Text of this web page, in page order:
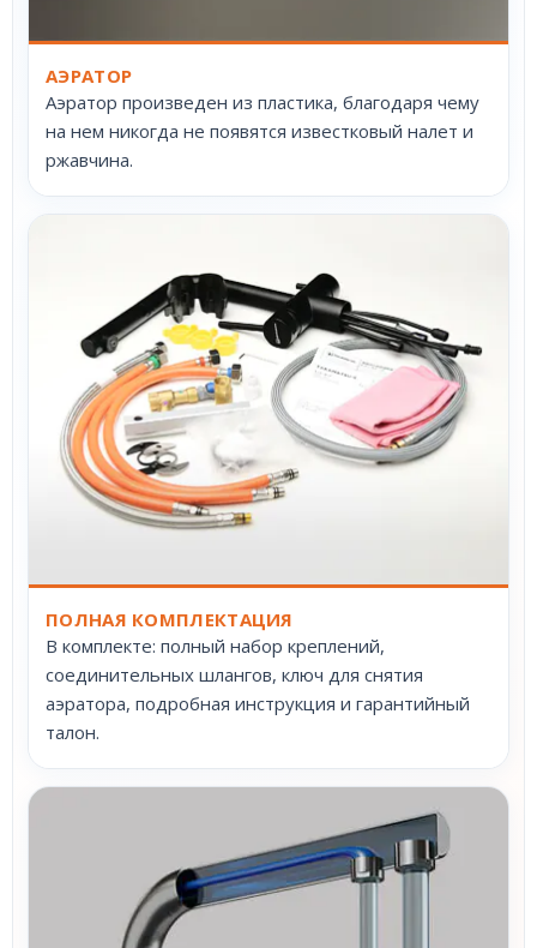
АЭРАТОР
Аэратор произведен из пластика, благодаря чему
на нем никогда не появятся известковый налет и
ржавчина.
ПОЛНАЯ КОМПЛЕКТАЦИЯ
В комплекте: полный набор креплений,
соединительных шлангов, ключ для снятия
аэратора, подробная инструкция и гарантийный
талон.